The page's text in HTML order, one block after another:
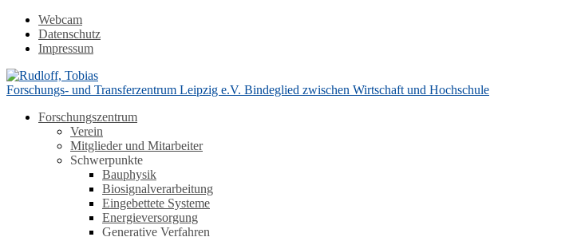
Webcam
Datenschutz
Impressum
Forschungs- und Transferzentrum Leipzig e.V. Bindeglied zwischen Wirtschaft und Hochschule
Forschungszentrum
Verein
Mitglieder und Mitarbeiter
Schwerpunkte
Bauphysik
Biosignalverarbeitung
Eingebettete Systeme
Energieversorgung
Generative Verfahren